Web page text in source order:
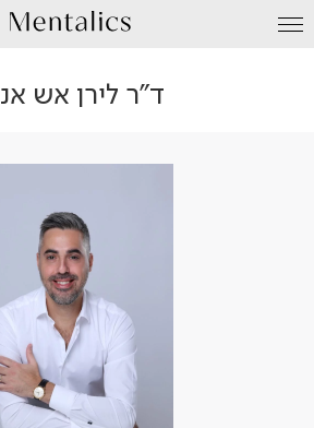
ד"ר לירן אש